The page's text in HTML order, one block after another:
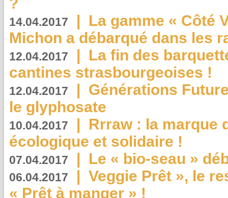
14.04.2017 | La gamme « Côté
Michon a débarqué dans les
12.04.2017 | La fin des
cantines strasbourgeoises !
12.04.2017 | Générations
le glyphosate
10.04.2017 | Rrraw : la marque
écologique et solidaire !
07.04.2017 | Le « bio-seau »
06.04.2017 | Veggie Prêt », le
« Prêt à manger » !